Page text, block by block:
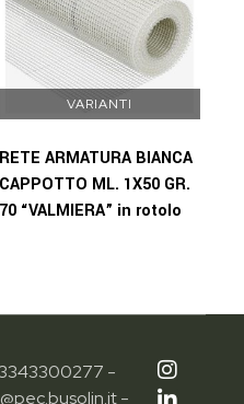
VARIANTI
RETE ARMATURA BIANCA
CAPPOTTO ML. 1X50 GR.
70 “VALMIERA” in rotolo
-
-